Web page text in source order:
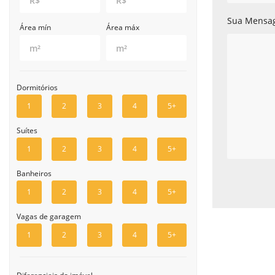
Área mín Área máx
Dormitórios
1
2 3 4 5+
Suítes
1
2 3 4 5+
Banheiros
1
2 3 4 5+
Vagas de garagem
1
2 3 4 5+
Sua